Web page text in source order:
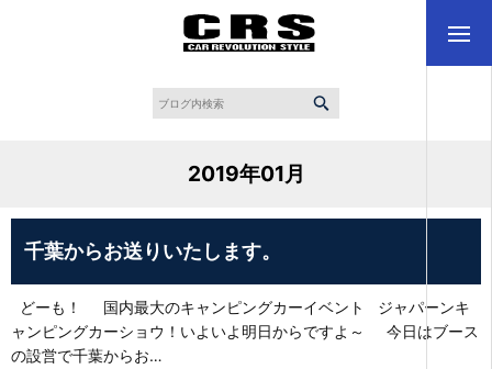
2019年01月
千葉からお送りいたします。
どーも！ 国内最大のキャンピングカーイベント ジャパーンキ
ャンピングカーショウ！いよいよ明日からですよ～ 今日はブース
の設営で千葉からお…